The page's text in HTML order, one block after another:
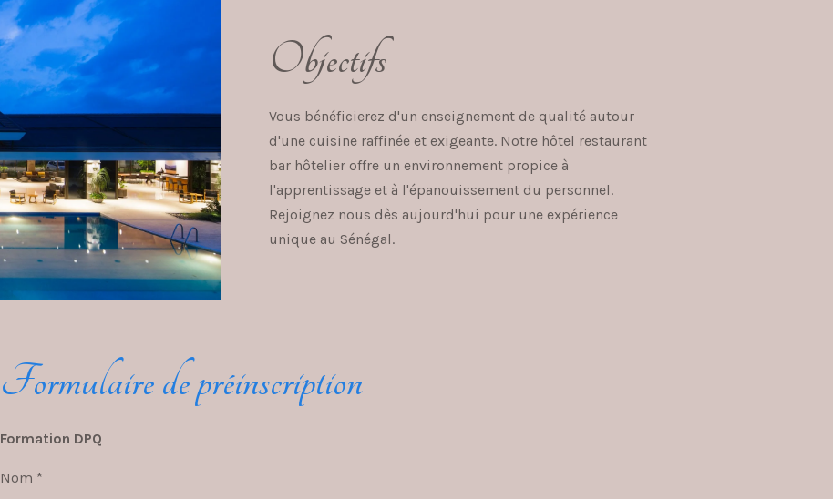
Objectifs
Vous bénéficierez d'un enseignement de qualité autour
d'une cuisine raffinée et exigeante. Notre hôtel restaurant
bar hôtelier offre un environnement propice à
l'apprentissage et à l'épanouissement du personnel.
Rejoignez nous dès aujourd'hui pour une expérience
unique au Sénégal.
Formulaire de préinscription
Formation DPQ
Nom *